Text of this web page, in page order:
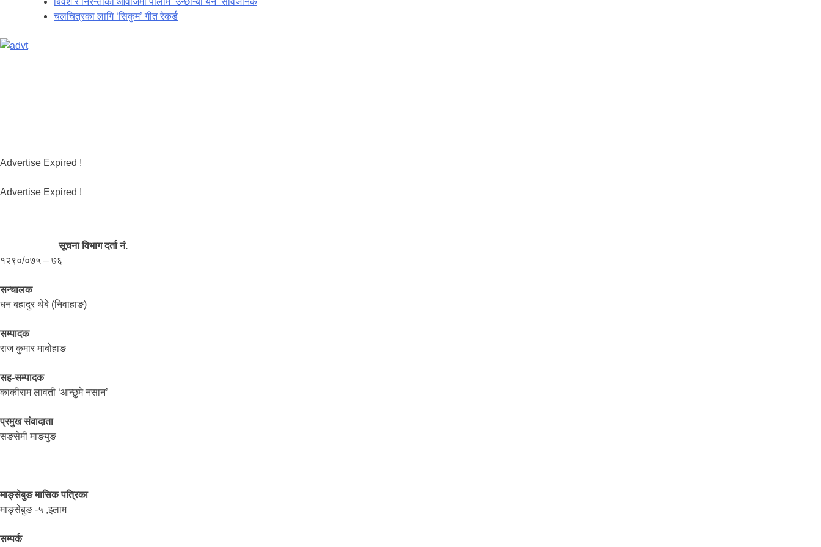
चलचित्रका लागि ‘सिकुम’ गीत रेकर्ड
Advertise Expired !
Advertise Expired !
सूचना विभाग दर्ता नं.
१२९०/०७५ – ७६
सन्चालक
धन बहादुर थेबे (निवाहाङ)
सम्पादक
राज कुमार माबोहाङ
सह-सम्पादक
काकीराम लावती ‘आन्छुमे नसान’
प्रमुख संवादाता
सङसेमी माङयुङ
माङ्सेबुङ मासिक पत्रिका
माङ्सेबुङ -५ ,इलाम
सम्पर्क